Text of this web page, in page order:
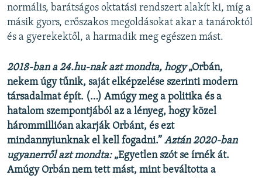
normális, barátságos oktatási rendszert alakít ki, míg a
másik gyors, erőszakos megoldásokat akar a tanároktól
és a gyerekektől, a harmadik meg egészen mást.
2018-ban a 24.hu-nak azt mondta, hogy„Orbán,
nekem úgy tűnik, saját elképzelése szerinti modern
társadalmat épít. (…) Amúgy meg a politika és a
hatalom szempontjából az a lényeg, hogy közel
hárommillióan akarják Orbánt, és ezt
mindannyiunknak el kell fogadni.” Aztán 2020-ban
ugyanerről azt mondta: „Egyetlen szót se írnék át.
Amúgy Orbán nem tett mást, mint beváltotta a